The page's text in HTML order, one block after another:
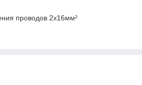
проводов 2х16мм²